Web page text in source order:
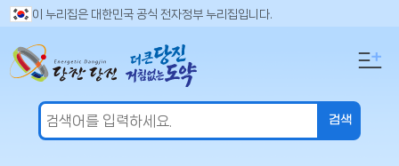
이 누리집은 대한민국 공식 전자정부 누리집입니다.
검
어
입
만
도
의